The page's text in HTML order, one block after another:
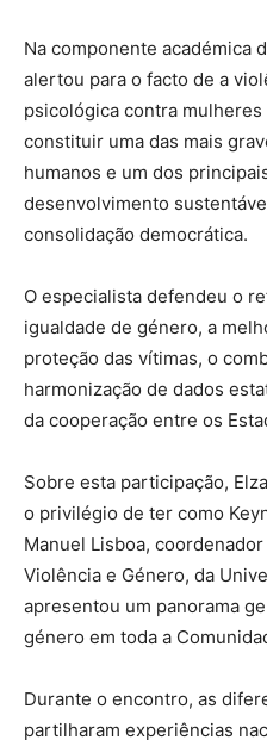
Na componente académica
alertou para o facto de a
psicológica contra
constituir uma das mais
humanos e um dos
desenvolvimento
consolidação democrática.
O especialista defendeu o
igualdade de género, a
proteção das vítimas, o
harmonização de dados
da cooperação entre os
Sobre esta participação,
o privilégio de ter como
Manuel Lisboa,
Violência e Género, da
apresentou um panorama
género em toda a
Durante o encontro, as
partilharam experiências